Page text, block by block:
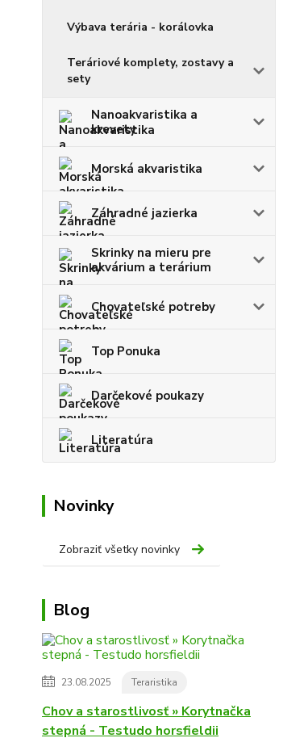
Výbava terária - korálovka
Teráriové komplety, zostavy a
sety
Nanoakvaristika a
krevety
Morská akvaristika
Záhradné jazierka
Skrinky na mieru pre
akvárium a terárium
Chovateľské potreby
Top Ponuka
Darčekové poukazy
Literatúra
Novinky
Zobraziť všetky novinky
Blog
23.08.2025 Teraristika
Chov a starostlivosť » Korytnačka
stepná - Testudo horsfieldii